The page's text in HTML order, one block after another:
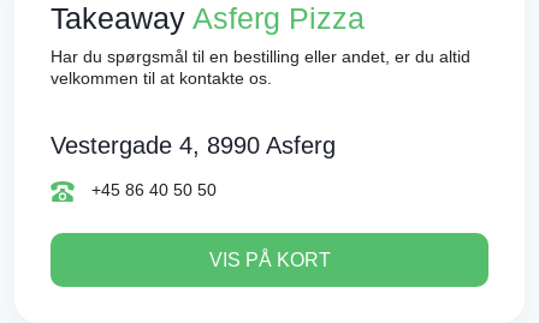
Takeaway Asferg Pizza
Har du spørgsmål til en bestilling eller andet, er du altid
velkommen til at kontakte os.
Vestergade 4, 8990 Asferg
+45 86 40 50 50
VIS PÅ KORT